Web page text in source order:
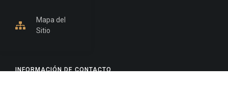
INFORMACIÓN DE CONTACTO
Mapa del
Sitio